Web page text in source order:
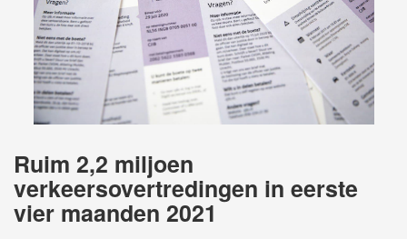
Ruim 2,2 miljoen
verkeersovertredingen in eerste
vier maanden 2021